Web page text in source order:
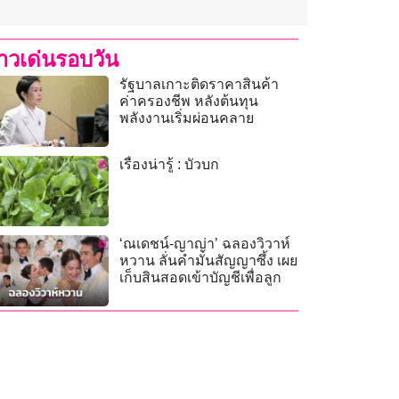
วเด่นรอบวัน
รัฐบาลเกาะติดราคาสินค้า
ค่าครองชีพ หลังต้นทุน
พลังงานเริ่มผ่อนคลาย
เรื่องน่ารู้ : บัวบก
‘ณเดชน์-ญาญ่า’ ฉลองวิวาห์
หวาน ลั่นคำมั่นสัญญาซึ้ง เผย
เก็บสินสอดเข้าบัญชีเพื่อลูก